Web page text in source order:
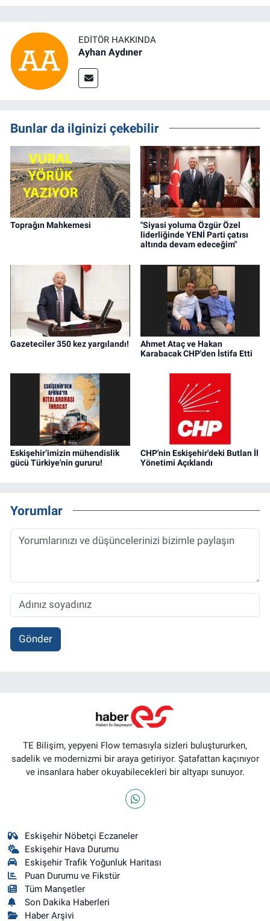
EDITÖR HAKKINDA
Ayhan Aydıner
Bunlar da ilginizi çekebilir
Toprağın Mahkemesi
"Siyasi yoluma Özgür Özel
liderliğinde YENİ Parti çatısı
altında devam edeceğim"
Gazeteciler 350 kez yargılandı!
Ahmet Ataç ve Hakan
Karabacak CHP'den İstifa Etti
Eskişehir’imizin mühendislik
gücü Türkiye'nin gururu!
CHP'nin Eskişehir'deki Butlan İl
Yönetimi Açıklandı
Yorumlar
Gönder
TE Bilişim, yepyeni Flow temasıyla sizleri buluştururken,
sadelik ve modernizmi bir araya getiriyor. Şatafattan kaçınıyor
ve insanlara haber okuyabilecekleri bir altyapı sunuyor.
Eskişehir Nöbetçi Eczaneler
Eskişehir Hava Durumu
Eskişehir Trafik Yoğunluk Haritası
Puan Durumu ve Fikstür
Tüm Manşetler
Son Dakika Haberleri
Haber Arşivi